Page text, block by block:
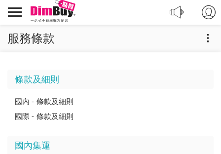
轉
運,
購,
Dimbuy
導
服務條款
條款及細則
國內 - 條款及細則
國際 - 條款及細則
國內集運